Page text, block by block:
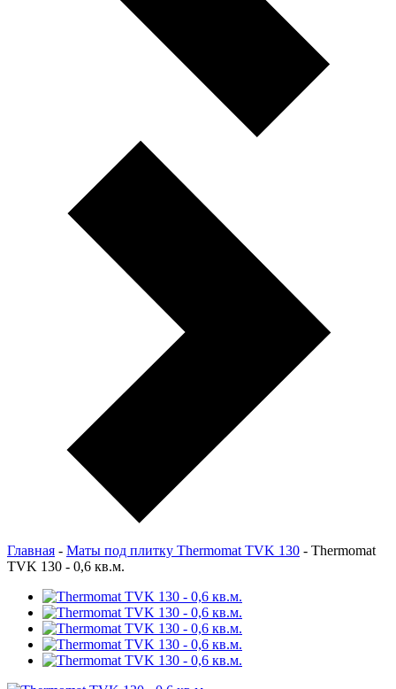
Главная - Маты под плитку Thermomat TVK 130 - Thermomat
TVK 130 - 0,6 кв.м.